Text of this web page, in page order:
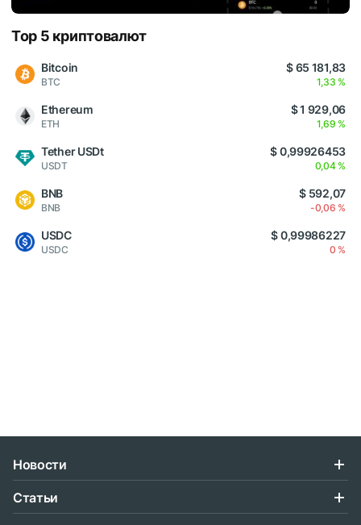
Top 5 криптовалют
Bitcoin
BTC
$ 65 181,83
1,33 %
Ethereum
ETH
$ 1 929,06
1,69 %
Tether USDt
USDT
$ 0,99926453
0,04 %
BNB
BNB
$ 592,07
-0,06 %
USDC
USDC
$ 0,99986227
0 %
Новости
Статьи